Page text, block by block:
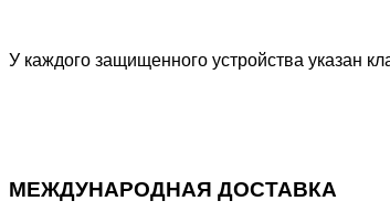
У каждого защищенного устройства указан
МЕЖДУНАРОДНАЯ ДОСТАВКА